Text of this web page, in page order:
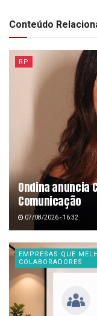
Conteúdo
RP
Ondina anuncia
Comunicação
07/08/2026 - 16:32
EMPRESAS QUE
COLABORADORES